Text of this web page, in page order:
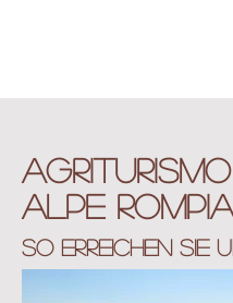
Agriturismo
Alpe
SO ERREICHEN SIE